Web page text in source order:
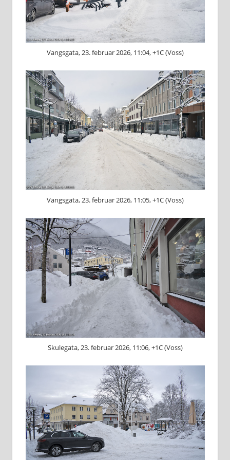
Vangsgata, 23. februar 2026, 11:04, +1C (Voss)
Vangsgata, 23. februar 2026, 11:05, +1C (Voss)
Skulegata, 23. februar 2026, 11:06, +1C (Voss)